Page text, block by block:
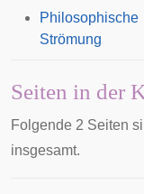
Philosophische
Strömung
Seiten in der
Folgende 2 Seiten
insgesamt.